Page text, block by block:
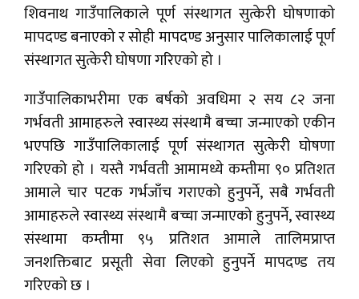
शिवनाथ गाउँपालिकाले पूर्ण संस्थागत सुत्केरी घोषणाको
मापदण्ड बनाएको र सोही मापदण्ड अनुसार पालिकालाई पूर्ण
संस्थागत सुत्केरी घोषणा गरिएको हो ।
गाउँपालिकाभरीमा एक बर्षको अवधिमा २ सय ८२ जना
गर्भवती आमाहरुले स्वास्थ्य संस्थामै बच्चा जन्माएको एकीन
भएपछि गाउँपालिकालाई पूर्ण संस्थागत सुत्केरी घोषणा
गरिएको हो । यस्तै गर्भवती आमामध्ये कम्तीमा ९० प्रतिशत
आमाले चार पटक गर्भजाँच गराएको हुनुपर्ने, सबै गर्भवती
आमाहरुले स्वास्थ्य संस्थामै बच्चा जन्माएको हुनुपर्ने, स्वास्थ्य
संस्थामा कम्तीमा ९५ प्रतिशत आमाले तालिमप्राप्त
जनशक्तिबाट प्रसूती सेवा लिएको हुनुपर्ने मापदण्ड तय
गरिएको छ ।